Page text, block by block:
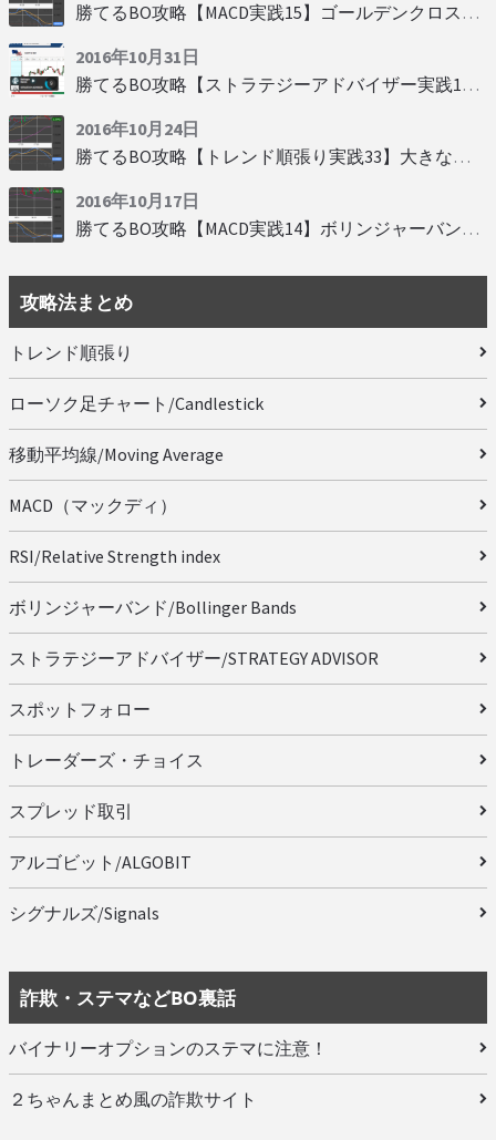
勝てるBO攻略【MACD実践15】ゴールデンクロスで勝つ
2016年10月31日
勝てるBO攻略【ストラテジーアドバイザー実践19】慌てず自動分析
2016年10月24日
勝てるBO攻略【トレンド順張り実践33】大きな変動にすべり込み
2016年10月17日
勝てるBO攻略【MACD実践14】ボリンジャーバンドとともに相場を読む
攻略法まとめ
トレンド順張り
ローソク足チャート/Candlestick
移動平均線/Moving Average
MACD（マックディ）
RSI/Relative Strength index
ボリンジャーバンド/Bollinger Bands
ストラテジーアドバイザー/STRATEGY ADVISOR
スポットフォロー
トレーダーズ・チョイス
スプレッド取引
アルゴビット/ALGOBIT
シグナルズ/Signals
詐欺・ステマなどBO裏話
バイナリーオプションのステマに注意！
２ちゃんまとめ風の詐欺サイト